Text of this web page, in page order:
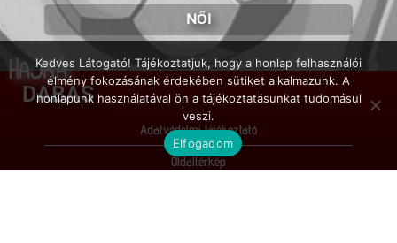
NŐI
HAJRÁ
DABAS
Adatvédelmi tájékoztató
Oldaltérkép
Kedves Látogató! Tájékoztatjuk, hogy a honlap felhasználói
élmény fokozásának érdekében sütiket alkalmazunk. A
honlapunk használatával ön a tájékoztatásunkat tudomásul
veszi.
Elfogadom